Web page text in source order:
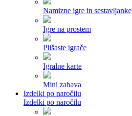
Namizne igre in sestavljanke
Igre na prostem
Plišaste igrače
Igralne karte
Mini zabava
Izdelki po naročilu
Izdelki po naročilu